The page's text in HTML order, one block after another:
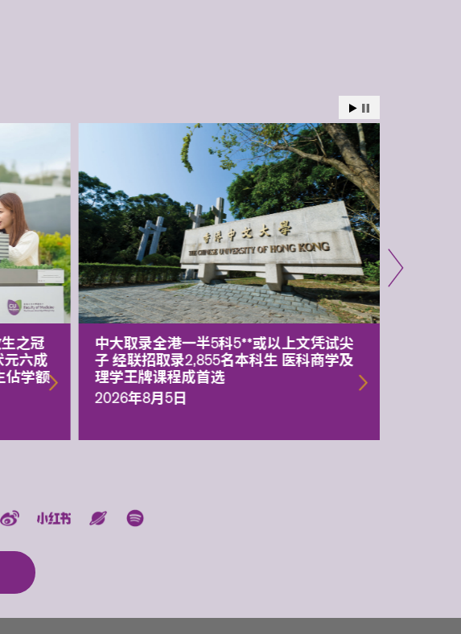
之冠
元六成
佔学额
中大取录全港一半5科5**或以上文凭试尖
子 经联招取录2,855名本科生 医科商学及
理学王牌课程成首选
2026年8月5日